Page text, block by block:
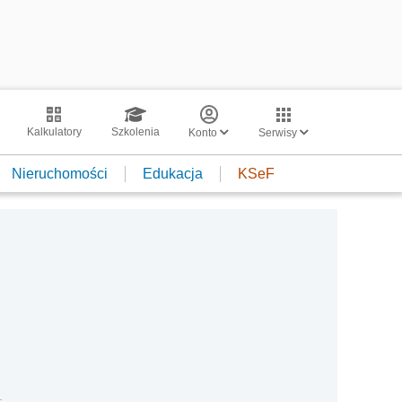
Kalkulatory Szkolenia Konto Serwisy
Nieruchomości Edukacja KSeF